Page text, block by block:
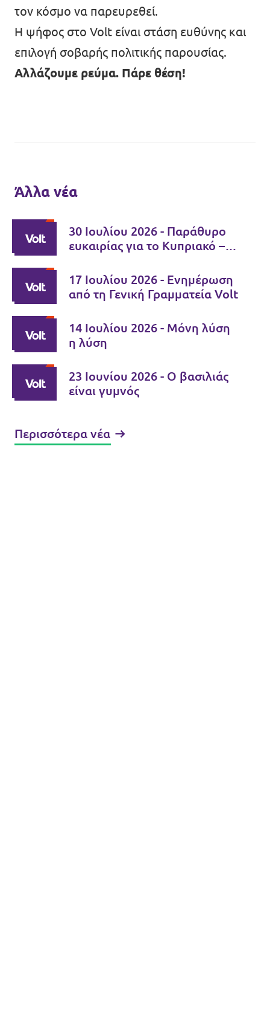
τον κόσμο να παρευρεθεί.
Η ψήφος στο Volt είναι στάση ευθύνης και
επιλογή σοβαρής πολιτικής παρουσίας.
Αλλάζουμε ρεύμα. Πάρε θέση!
Άλλα νέα
30 Ιουλίου 2026 - Παράθυρο
ευκαιρίας για το Κυπριακό –
ηγέτες
17 Ιουλίου 2026 - Ενημέρωση
από τη Γενική Γραμματεία Volt
14 Ιουλίου 2026 - Μόνη λύση
η λύση
23 Ιουνίου 2026 - Ο βασιλιάς
είναι γυμνός
Περισσότερα νέα